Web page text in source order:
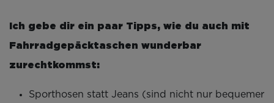
Ich gebe dir ein paar Tipps, wie du auch mit
Fahrradgepäcktaschen wunderbar
zurechtkommst:
Sporthosen statt Jeans (sind nicht nur bequemer